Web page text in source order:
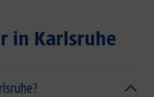
in Karlsruhe